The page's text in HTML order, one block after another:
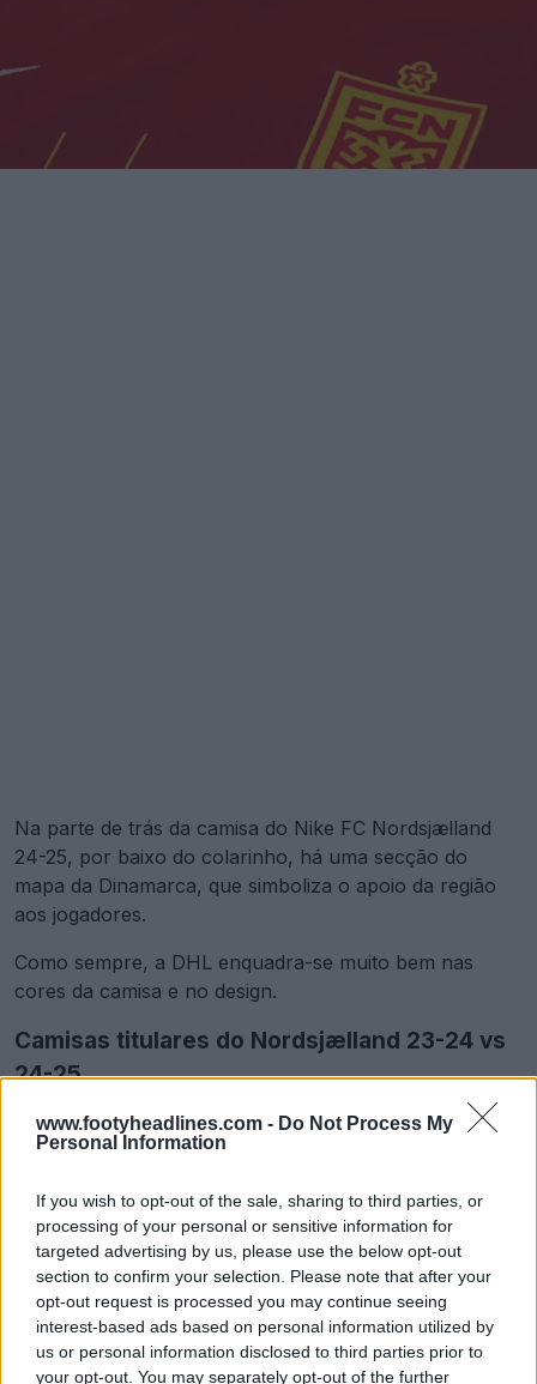
www.footyheadlines.com - Do Not Process My
Personal Information
If you wish to opt-out of the sale, sharing to third parties, or
processing of your personal or sensitive information for
targeted advertising by us, please use the below opt-out
section to confirm your selection. Please note that after your
opt-out request is processed you may continue seeing
interest-based ads based on personal information utilized by
us or personal information disclosed to third parties prior to
your opt-out. You may separately opt-out of the further
Na parte de trás da camisa do Nike FC Nordsjælland
24-25, por baixo do colarinho, há uma secção do
mapa da Dinamarca, que simboliza o apoio da região
aos jogadores.
Como sempre, a DHL enquadra-se muito bem nas
cores da camisa e no design.
Camisas titulares do Nordsjælland 23-24 vs
24-25